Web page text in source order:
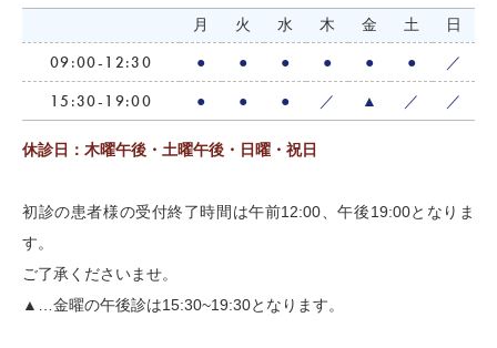
月 火 水 木 金 土 日
09:00-12:30 ● ● ● ● ● ● ／
15:30-19:00 ● ● ● ／ ▲ ／ ／
休診日：木曜午後・土曜午後・日曜・祝日
初診の患者様の受付終了時間は午前12:00、午後19:00となりま
す。
ご了承くださいませ。
▲…金曜の午後診は15:30~19:30となります。